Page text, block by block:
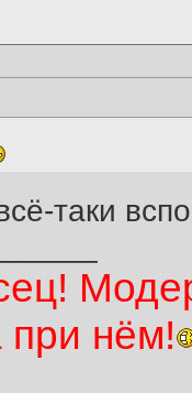
таки
при нём!